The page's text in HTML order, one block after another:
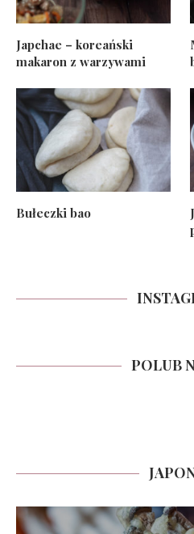
Japchae – koreański
makaron z warzywami
Bułeczki bao
POLUB